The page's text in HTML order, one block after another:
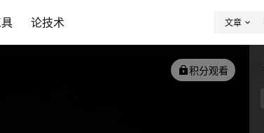
论技术 文章
积分观看